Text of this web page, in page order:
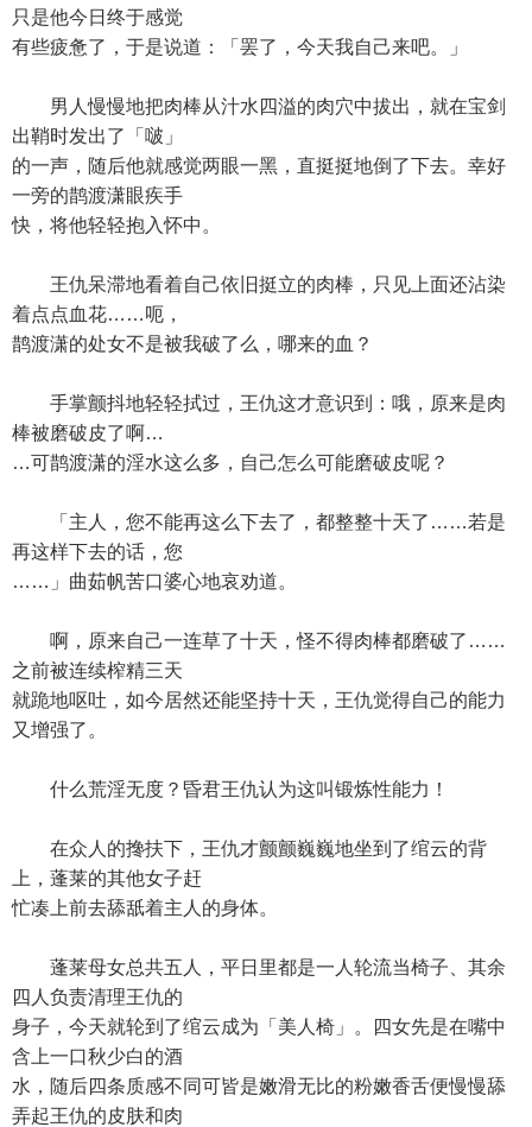
只是他今日终于感觉
有些疲惫了，于是说道：「罢了，今天我自己来吧。」
男人慢慢地把肉棒从汁水四溢的肉穴中拔出，就在宝剑
出鞘时发出了「啵」
的一声，随后他就感觉两眼一黑，直挺挺地倒了下去。幸好
一旁的鹊渡潇眼疾手
快，将他轻轻抱入怀中。
王仇呆滞地看着自己依旧挺立的肉棒，只见上面还沾染
着点点血花……呃，
鹊渡潇的处女不是被我破了么，哪来的血？
手掌颤抖地轻轻拭过，王仇这才意识到：哦，原来是肉
棒被磨破皮了啊…
…可鹊渡潇的淫水这么多，自己怎么可能磨破皮呢？
「主人，您不能再这么下去了，都整整十天了……若是
再这样下去的话，您
……」曲茹帆苦口婆心地哀劝道。
啊，原来自己一连草了十天，怪不得肉棒都磨破了……
之前被连续榨精三天
就跪地呕吐，如今居然还能坚持十天，王仇觉得自己的能力
又增强了。
什么荒淫无度？昏君王仇认为这叫锻炼性能力！
在众人的搀扶下，王仇才颤颤巍巍地坐到了绾云的背
上，蓬莱的其他女子赶
忙凑上前去舔舐着主人的身体。
蓬莱母女总共五人，平日里都是一人轮流当椅子、其余
四人负责清理王仇的
身子，今天就轮到了绾云成为「美人椅」。四女先是在嘴中
含上一口秋少白的酒
水，随后四条质感不同可皆是嫩滑无比的粉嫩香舌便慢慢舔
弄起王仇的皮肤和肉